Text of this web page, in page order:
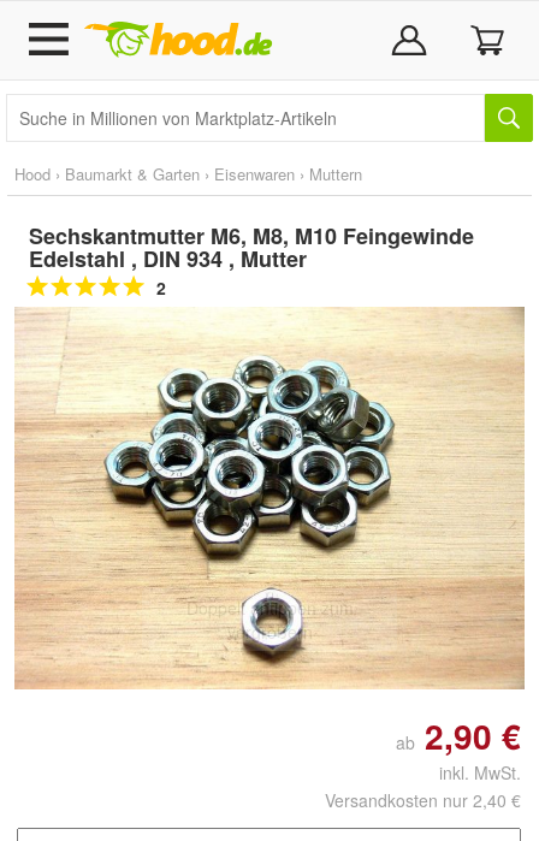
Hood › Baumarkt & Garten › Eisenwaren › Muttern
Sechskantmutter M6, M8, M10 Feingewinde
Edelstahl , DIN 934 , Mutter
2
Doppelt antippen zum
vergrößern
ab 2,90 €
inkl. MwSt.
Versandkosten nur 2,40 €